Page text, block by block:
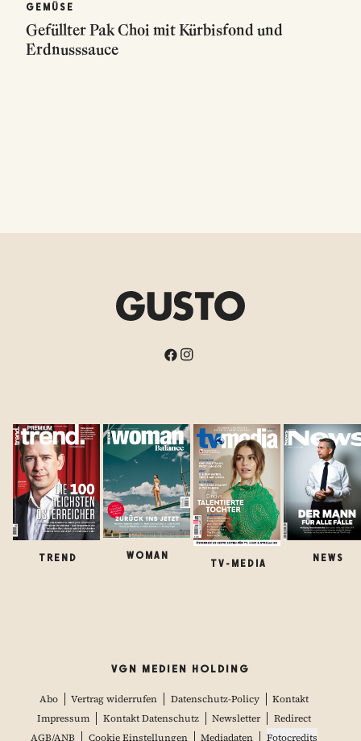
GEMÜSE
Gefüllter Pak Choi mit Kürbisfond und
Erdnusssauce
TREND WOMAN
TV-MEDIA
NEWS
VGN MEDIEN HOLDING
Abo Vertrag widerrufen Datenschutz-Policy
Kontakt
Impressum
Kontakt Datenschutz Newsletter
Redirect
AGB/ANB
Cookie Einstellungen Mediadaten Fotocredits